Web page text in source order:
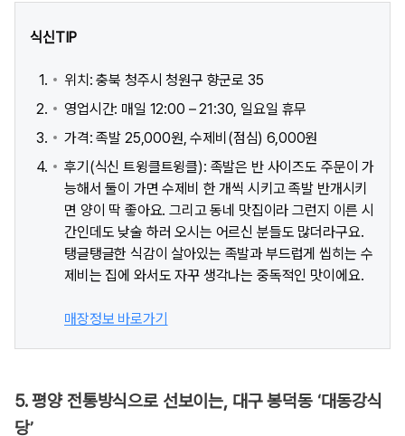
식신TIP
위치: 충북 청주시 청원구 향군로 35
영업시간: 매일 12:00 – 21:30, 일요일 휴무
가격: 족발 25,000원, 수제비(점심) 6,000원
후기(식신 트윙클트윙클): 족발은 반 사이즈도 주문이 가
능해서 둘이 가면 수제비 한 개씩 시키고 족발 반개시키
면 양이 딱 좋아요. 그리고 동네 맛집이라 그런지 이른 시
간인데도 낮술 하러 오시는 어르신 분들도 많더라구요.
탱글탱글한 식감이 살아있는 족발과 부드럽게 씹히는 수
제비는 집에 와서도 자꾸 생각나는 중독적인 맛이에요.
매장정보 바로가기
5. 평양 전통방식으로 선보이는, 대구 봉덕동 ‘대동강식
당’